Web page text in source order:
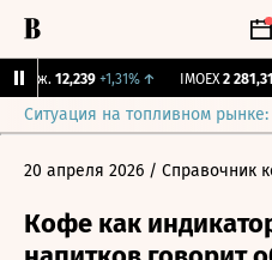
Бирж. 12,239 +1,31% ↑ IMOEX 2 281,31
Ситуация на топливном
20 апреля 2026 / Справочник
Кофе как